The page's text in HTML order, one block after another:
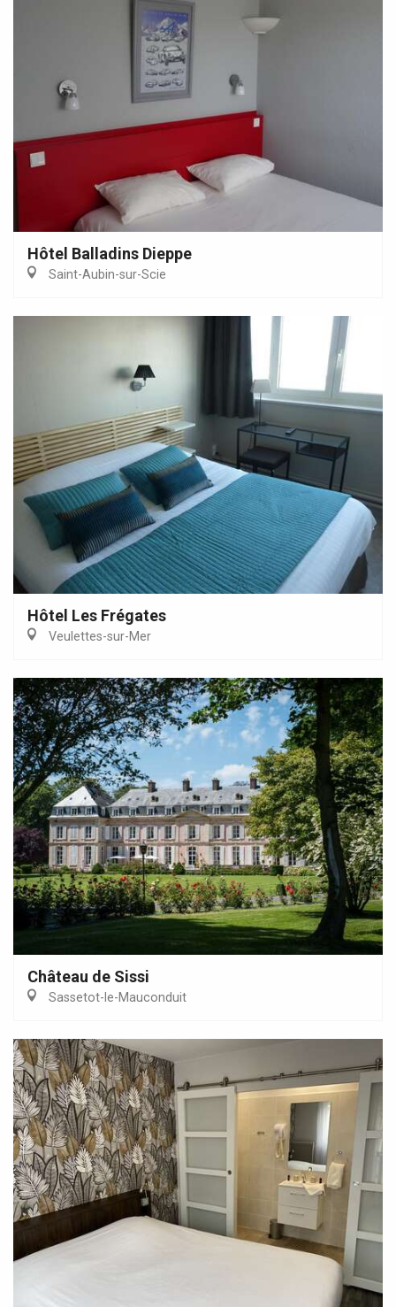
Hôtel Balladins Dieppe
Saint-Aubin-sur-Scie
Hôtel Les Frégates
Veulettes-sur-Mer
Château de Sissi
Sassetot-le-Mauconduit